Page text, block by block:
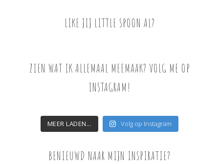
LIKE JIJ LITTLE SPOON AL?
ZIEN WAT IK ALLEMAAL MEEMAAK? VOLG ME OP
INSTAGRAM!
MEER LADEN... Volg op Instagram
BENIEUWD NAAR MIJN INSPIRATIE?